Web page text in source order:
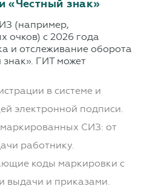
«Честный знак»
(например,
очков) с 2026 года
и отслеживание оборота
знак». ГИТ может
в системе и
электронной подписи.
СИЗ: от
работнику.
коды маркировки с
выдачи и приказами.